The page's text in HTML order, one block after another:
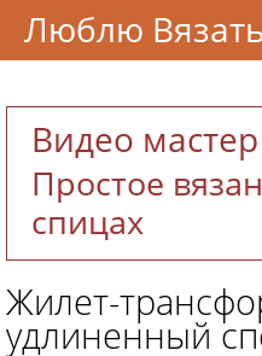
Видео мастер
Простое
спицах
Жилет-
удлиненный
Люблю Вязать